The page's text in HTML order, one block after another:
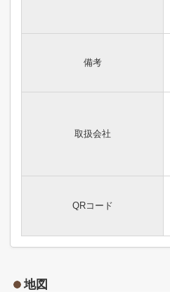
備考
取扱会社
QRコード
地図